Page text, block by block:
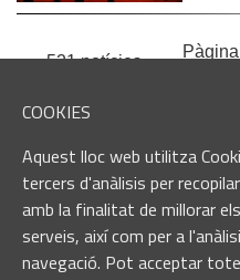
COOKIES
Aquest lloc web utilitza
tercers d'anàlisis per
amb la finalitat de millorar
serveis, així com per a
navegació. Pot acceptar
521 notícies
Pàgina
Pompeu Fabra, 7-13,
Altres mitjans del grup: